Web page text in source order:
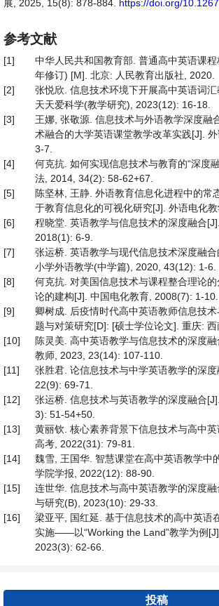
展, 2025, 15(8): 878-884. https://doi.org/
参考文献
[1]
中华人民共和国教育部. 普通高中英语课
年修订) [M]. 北京: 人民教育出版社, 2020.
[2]
张悦欣. 信息技术环境下开展高中英语词汇
天天爱科学(教学研究), 2023(12): 16-18.
[3]
王娜, 张敬源. 信息技术与外语教学深度
术融合的大学英语课堂教学改革实践[J].
3-7.
[4]
何克抗. 如何实现信息技术与教育的“深度
法, 2014, 34(2): 58-62+67.
[5]
陈坚林, 王静. 外语教育信息化进程中的
于教育信息化的可视化研究[J]. 外语电化
[6]
程晓堂. 英语教学与信息技术的深度融合
2018(1): 6-9.
[7]
张运桥. 英语教学与现代信息技术深度融
小学外语教学(中学篇), 2020, 43(12): 1-6.
[8]
何克抗. 对美国信息技术与课程整合理论
论的建构[J]. 中国电化教育, 2008(7): 1-10.
[9]
卿树成. 后疫情时代高中英语教师信息技
题与对策研究[D]: [硕士学位论文]. 重庆: 西
[10]
陈灵美. 高中英语教学与信息技术的深度
教师, 2023, 23(14): 107-110.
[11]
张胜君. 论信息技术与中学英语教学的深
22(9): 69-71.
[12]
张运桥. 信息技术与英语教学的深度融合
3): 51-54+50.
[13]
黄丽钦. 核心素养背景下信息技术与高中英
高考, 2022(31): 79-81.
[14]
魏雪, 王国华. 智慧课堂在高中英语教学中
学院学报, 2022(12): 88-90.
[15]
连世华. 信息技术与高中英语教学的深度
与研究(B), 2023(10): 29-33.
[16]
梁亚平, 国红延. 基于信息技术的高中英语
实施——以“Working the Land”教学为例
2023(3): 62-66.
投稿